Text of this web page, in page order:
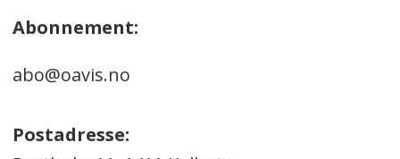
Abonnement:
abo@oavis.no
Postadresse: